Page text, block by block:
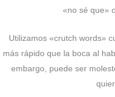
«no sé que»
Utilizamos «crutch words»
más rápido que la boca al
embargo, puede ser